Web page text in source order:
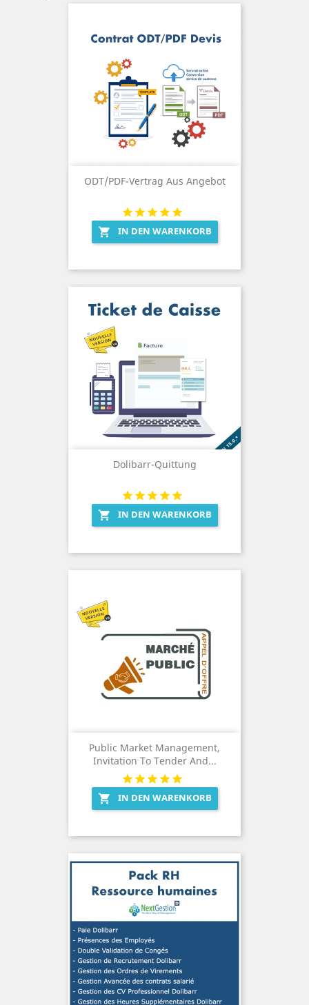
ODT/PDF-Vertrag Aus Angebot
 IN DEN WARENKORB
Dolibarr-Quittung
 IN DEN WARENKORB
Public Market Management,
Invitation To Tender And...
 IN DEN WARENKORB